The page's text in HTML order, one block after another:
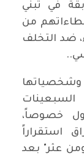
في تبني
من
ضد التخلف
وشخصياتها
السبعينات
خصوصاً،
استقراراً
عثر" بعد